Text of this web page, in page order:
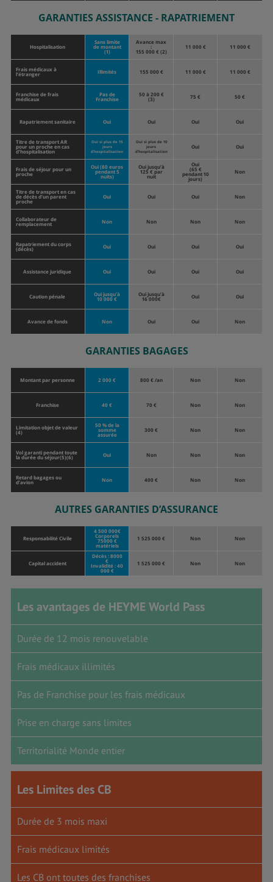
GARANTIES ASSISTANCE - RAPATRIEMENT
Hospitalisation
Sans limite
de montant
(1)
Avance max
:
155 000 € (2)
11 000 € 11 000 €
Frais médicaux à
l’étranger Illimités 155 000 € 11 000 € 11 000 €
Franchise de frais
médicaux
Pas de
Franchise
50 à 200 €
(3) 75 € 50 €
Rapatriement sanitaire Oui Oui Oui Oui
Titre de transport AR
pour un proche en cas
d’hospitalisation
Oui si plus de 15
jours
d’hospitalisation
Oui si plus de 10
jours
d’hospitalisation
Oui Oui
Frais de séjour pour un
proche
Oui (80 euros
pendant 5
nuits)
Oui jusqu’à
125 € par
nuit
Oui
(65 €
pendant 10
jours)
Non
Titre de transport en cas
de décès d’un parent
proche
Oui Oui Oui Non
Collaborateur de
remplacement Non Non Non Non
Rapatriement du corps
(décès) Oui Oui Oui Oui
Assistance juridique Oui Oui Oui Oui
Caution pénale Oui jusqu’à
10 000 €
Oui jusqu’à
16 000€ Oui Oui
Avance de fonds Non Oui Oui Non
GARANTIES BAGAGES
Montant par personne 2 000 € 800 € /an Non Non
Franchise 40 € 70 € Non Non
Limitation objet de valeur
(4)
50 % de la
somme
assurée
300 € Non Non
Vol garanti pendant toute
la durée du séjour(5)(6) Oui Non Non Non
Retard bagages ou
d’avion Non 400 € Non Non
AUTRES GARANTIES D’ASSURANCE
Responsabilité Civile
4 500 000€
Corporels
75000 €
matériels
1 525 000 € Non Non
Capital accident
Décès : 8000
€
Invalidité : 40
000 €
1 525 000 € Non Non
Les avantages de HEYME World Pass
Durée de 12 mois renouvelable
Frais médicaux illimités
Pas de Franchise pour les frais médicaux
Prise en charge sans limites
Territorialité Monde entier
Les Limites des CB
Durée de 3 mois maxi
Frais médicaux limités
Les CB ont toutes des franchises